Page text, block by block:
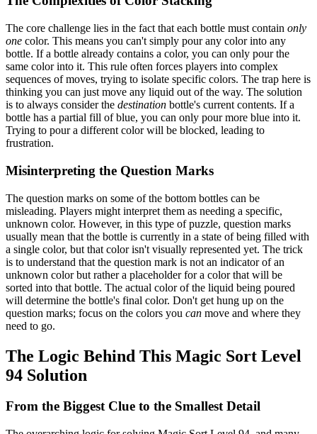
The core challenge lies in the fact that each bottle must contain only
one color. This means you can't simply pour any color into any
bottle. If a bottle already contains a color, you can only pour the
same color into it. This rule often forces players into complex
sequences of moves, trying to isolate specific colors. The trap here is
thinking you can just move any liquid out of the way. The solution
is to always consider the destination bottle's current contents. If a
bottle has a partial fill of blue, you can only pour more blue into it.
Trying to pour a different color will be blocked, leading to
frustration.
Misinterpreting the Question Marks
The question marks on some of the bottom bottles can be
misleading. Players might interpret them as needing a specific,
unknown color. However, in this type of puzzle, question marks
usually mean that the bottle is currently in a state of being filled with
a single color, but that color isn't visually represented yet. The trick
is to understand that the question mark is not an indicator of an
unknown color but rather a placeholder for a color that will be
sorted into that bottle. The actual color of the liquid being poured
will determine the bottle's final color. Don't get hung up on the
question marks; focus on the colors you can move and where they
need to go.
The Logic Behind This Magic Sort Level
94 Solution
From the Biggest Clue to the Smallest Detail